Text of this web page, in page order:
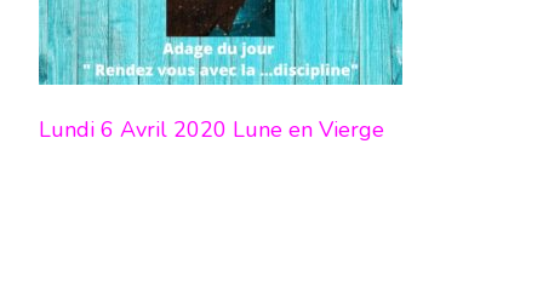
Lundi 6 Avril 2020 Lune en Vierge